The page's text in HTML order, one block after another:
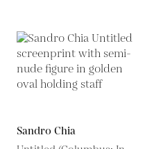
Sandro Chia